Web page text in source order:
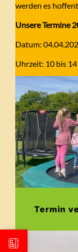
werden es
Unsere Termine
Datum:
Uhrzeit: 10 bis
Termin